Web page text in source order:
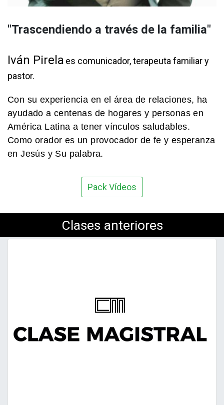
"Trascendiendo a través de la familia"
Iván Pirela es comunicador, terapeuta familiar y
pastor.
Con su experiencia en el área de relaciones, ha
ayudado a centenas de hogares y personas en
América Latina a tener vínculos saludables.
Como orador es un provocador de fe y esperanza
en Jesús y Su palabra.
Pack Vídeos
Clases anteriores